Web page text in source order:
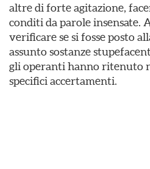
altre di forte agitazione,
conditi da parole insensate.
verificare se si fosse posto
assunto sostanze
gli operanti hanno ritenuto
specifici accertamenti.